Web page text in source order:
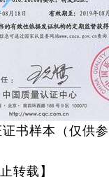
书样本（仅供
转载】